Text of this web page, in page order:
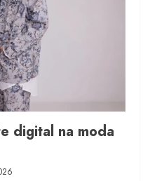
digital na moda